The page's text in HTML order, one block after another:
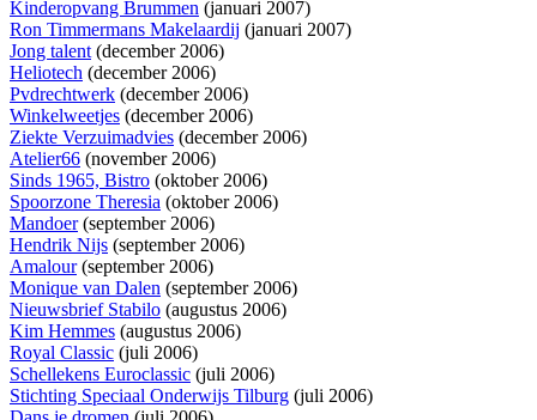
Kinderopvang Brummen (januari 2007)
Ron Timmermans Makelaardij (januari 2007)
Jong talent(december 2006)
Heliotech (december 2006)
Pvdrechtwerk (december 2006)
Winkelweetjes (december 2006)
Ziekte Verzuimadvies (december 2006)
Atelier66 (november 2006)
Sinds 1965, Bistro (oktober 2006)
Spoorzone Theresia (oktober 2006)
Mandoer(september 2006)
Hendrik Nijs (september 2006)
Amalour(september 2006)
Monique van Dalen (september 2006)
Nieuwsbrief Stabilo (augustus 2006)
Kim Hemmes (augustus 2006)
Royal Classic (juli 2006)
Schellekens Euroclassic (juli 2006)
Stichting Speciaal Onderwijs Tilburg (juli 2006)